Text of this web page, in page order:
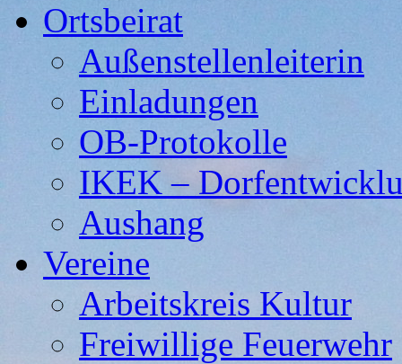
Ortsbeirat
Außenstellenleiterin
Einladungen
OB-Protokolle
IKEK –
Aushang
Vereine
Arbeitskreis Kultur
Freiwillige Feuerwehr